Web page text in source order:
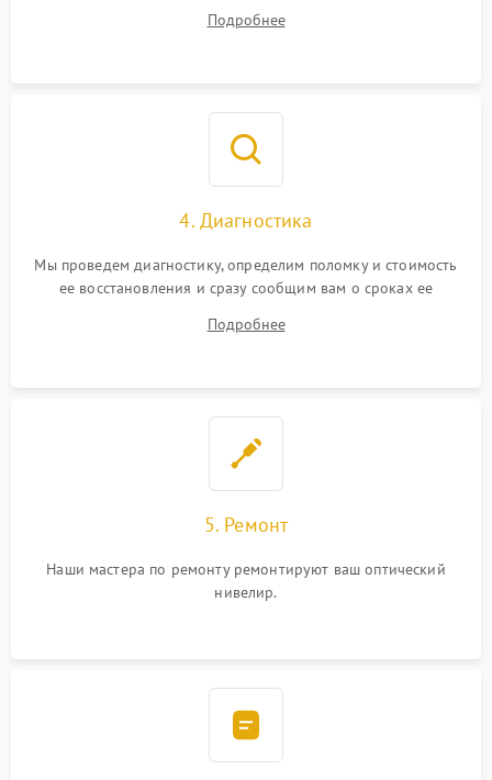
Подробнее
4. Диагностика
Мы проведем диагностику, определим поломку и стоимость
ее восстановления и сразу сообщим вам о сроках ее
Подробнее
5. Ремонт
Наши мастера по ремонту ремонтируют ваш оптический
нивелир.